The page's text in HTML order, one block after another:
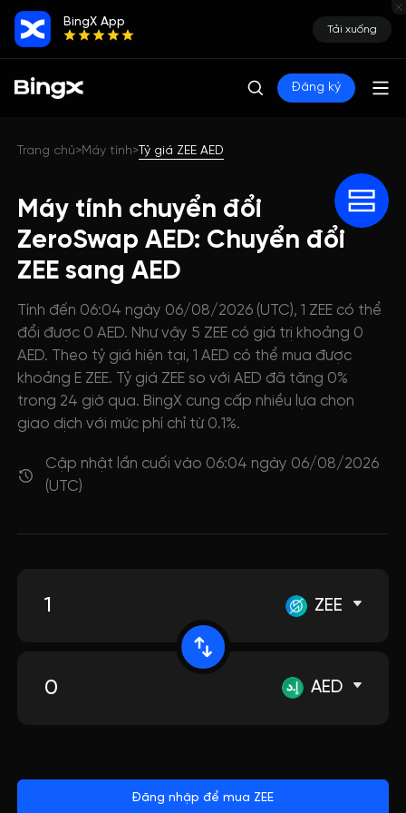
BingX App
Tải xuống
Đăng ký
Trang chủ>Máy tính>Tỷ giá ZEE AED
Máy tính chuyển đổi
ZeroSwap AED: Chuyển đổi
ZEE sang AED
Tính đến 06:04 ngày 06/08/2026 (UTC), 1 ZEE có thể
đổi được 0 AED. Như vậy 5 ZEE có giá trị khoảng 0
AED. Theo tỷ giá hiện tại, 1 AED có thể mua được
khoảng E ZEE. Tỷ giá ZEE so với AED đã tăng 0%
trong 24 giờ qua. BingX cung cấp nhiều lựa chọn
giao dịch với mức phí chỉ từ 0.1%.
Cập nhật lần cuối vào 06:04 ngày 06/08/2026
(UTC)
ZEE
AED
Đăng nhập để mua ZEE